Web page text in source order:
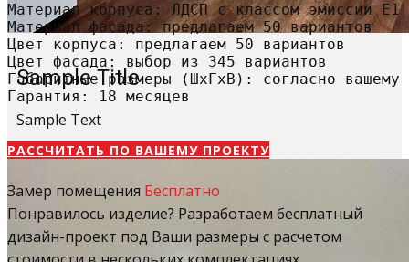
Sample Title
Sample Text
Материал корпуса: ЛДСП с классом эмиссии Е1
Материал фасада: предлагаем 50 вариантов
Цвет корпуса: предлагаем 50 вариантов
Цвет фасада: выбор из 345 вариантов
Габаритные размеры (ШхГхВ): согласно вашему
Гарантия: 18 месяцев
РАССЧИТАТЬ​ ПО ВАШЕМУ ПРОЕКТУ
Замер помещения Бесплатно
Понравилось изделие? Разработаем бесплатный
дизайн-проект под Ваши размеры с расчетом